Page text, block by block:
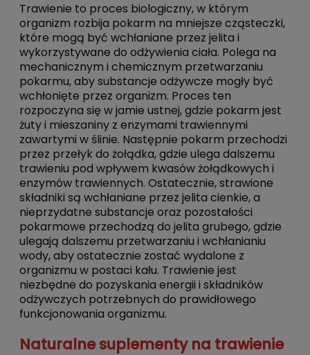
Trawienie to proces biologiczny, w którym
organizm rozbija pokarm na mniejsze cząsteczki,
które mogą być wchłaniane przez jelita i
wykorzystywane do odżywienia ciała. Polega na
mechanicznym i chemicznym przetwarzaniu
pokarmu, aby substancje odżywcze mogły być
wchłonięte przez organizm. Proces ten
rozpoczyna się w jamie ustnej, gdzie pokarm jest
żuty i mieszaniny z enzymami trawiennymi
zawartymi w ślinie. Następnie pokarm przechodzi
przez przełyk do żołądka, gdzie ulega dalszemu
trawieniu pod wpływem kwasów żołądkowych i
enzymów trawiennych. Ostatecznie, strawione
składniki są wchłaniane przez jelita cienkie, a
nieprzydatne substancje oraz pozostałości
pokarmowe przechodzą do jelita grubego, gdzie
ulegają dalszemu przetwarzaniu i wchłanianiu
wody, aby ostatecznie zostać wydalone z
organizmu w postaci kału. Trawienie jest
niezbędne do pozyskania energii i składników
odżywczych potrzebnych do prawidłowego
funkcjonowania organizmu.
Naturalne suplementy na trawienie